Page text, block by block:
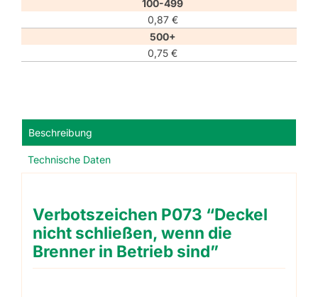
100-499
0,87 €
500+
0,75 €
Beschreibung
Technische Daten
Verbotszeichen P073 “Deckel
nicht schließen, wenn die
Brenner in Betrieb sind”